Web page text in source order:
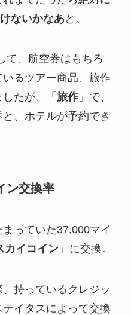
ないかなあと。
て、航空券はもちろ
るツアー商品、旅作
たが、「 旅作」で、
、ホテルが予約でき
ン交換率
っていた37,000マイ
カイコイン」に交換。
持っているクレジッ
イタスによって交換